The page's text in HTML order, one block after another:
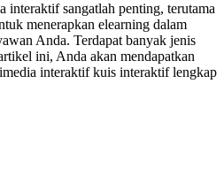
interaktif sangatlah penting, terutama
menerapkan elearning dalam
Anda. Terdapat banyak jenis
ini, Anda akan mendapatkan
interaktif kuis interaktif lengkap